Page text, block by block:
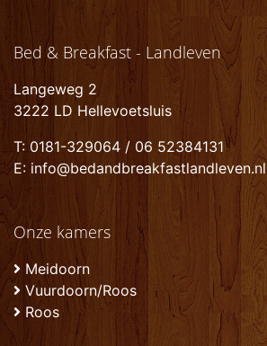
Bed & Breakfast - Landleven
Langeweg 2
3222 LD Hellevoetsluis
T: 0181-329064 / 06 52384131
E: info@bedandbreakfastlandleven.nl
Onze kamers
Meidoorn
Vuurdoorn/Roos
Roos